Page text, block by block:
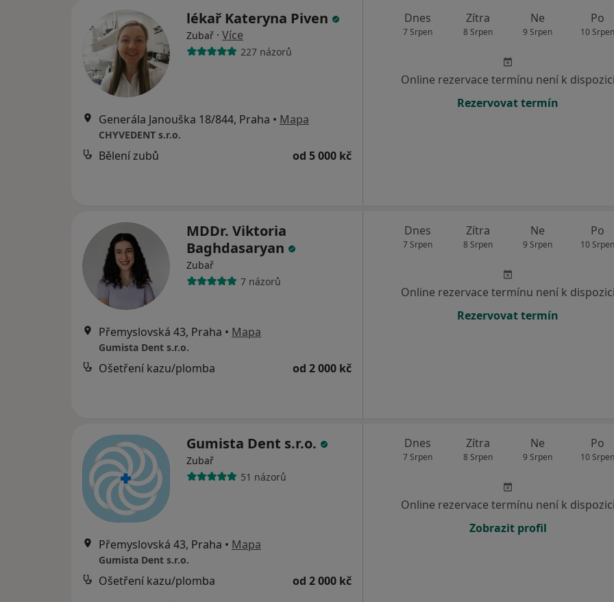
lékař Kateryna Piven
Zubař · Více
227 názorů
Generála Janouška 18/844, Praha • Mapa
CHYVEDENT s.r.o.
Bělení zubů od 5 000 kč
Dnes
7 Srpen
Zítra
8 Srpen
Ne
9 Srpen
Po
10 Srpen
Online rezervace termínu není k dispozici
Rezervovat termín
MDDr. Viktoria
Baghdasaryan
Zubař
7 názorů
Přemyslovská 43, Praha • Mapa
Gumista Dent s.r.o.
Ošetření kazu/plomba od 2 000 kč
Dnes
7 Srpen
Zítra
8 Srpen
Ne
9 Srpen
Po
10 Srpen
Online rezervace termínu není k dispozici
Rezervovat termín
Gumista Dent s.r.o.
Zubař
51 názorů
Přemyslovská 43, Praha • Mapa
Gumista Dent s.r.o.
Ošetření kazu/plomba od 2 000 kč
Dnes
7 Srpen
Zítra
8 Srpen
Ne
9 Srpen
Po
10 Srpen
Online rezervace termínu není k dispozici
Zobrazit profil